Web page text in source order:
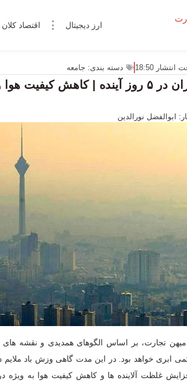
ارز دیجیتال اقتصاد کلان
انتشار 18:50 دسته بندی: جامعه
هشدار آلودگی هوای تهران در ۵ روز آینده | کاهش
ابوالفضل نورالدین
تجارت، بر اساس الگوهای همدیدی و نقشه های
ابری خواهد بود. در این مدت گاهی وزش باد ملایم
غلظت آلاینده ها و کاهش کیفیت هوا به ویژه